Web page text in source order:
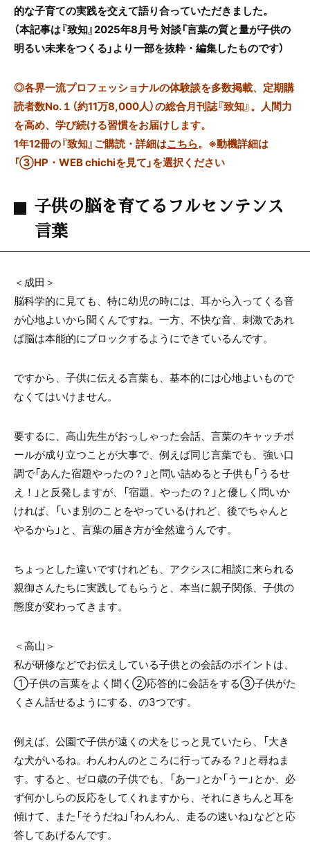
的な子育ての実践を交えて語り合っていただきました。
（本記事は『致知』2025年8月号 対談「言葉の質と量が子供の
明るい未来をつくる」より一部を抜粋・編集したものです）
◎各界一流プロフェッショナルの体験談を多数掲載、定期購
読者数No.１（約11万8,000人）の総合月刊誌『致知』。人間力
を高め、学び続ける習慣をお届けします。
1年12冊の『致知』ご購読・詳細はこちら。 ※動機詳細は
「③HP・WEB chichiを見て」を選択ください
子供の脳を育てるフルセンテンス
言葉
＜成田＞
脳科学的に見ても、特に幼児の時には、耳から入ってくる音
が心地よいから聞くんですね。一方、不快な音、刺激であれ
ば脳は本能的にブロックするようにできているんです。
ですから、子供に伝える言葉も、基本的には心地よいもので
なくてはいけません。
要するに、高山先生がおっしゃった会話、言葉のキャッチボ
ールが成り立つことが大事で、例えば同じ言葉でも、強い口
調で「あんた宿題やったの？」と問い詰めると子供も「うるせ
え！」と反発しますが、「宿題、やったの？」と優しく問いか
ければ、「いま別のことをやっているけれど、後でちゃんと
やるから」と、言葉の届き方が全然違うんです。
ちょっとした違いですけれども、アクシスに相談に来られる
親御さんたちに実践してもらうと、本当に親子関係、子供の
態度が変わってきます。
＜高山＞
私が研修などでお伝えしている子供との会話のポイントは、
①子供の言葉をよく聞く②応答的に会話をする③子供がた
くさん話せるようにする、の3つです。
例えば、公園で子供が遠くの犬をじっと見ていたら、「大き
な犬がいるね。わんわんのところに行ってみる？」と尋ねま
す。すると、ゼロ歳の子供でも、「あー」とか「うー」とか、必
ず何かしらの反応をしてくれますから、それにきちんと耳を
傾けて、また「そうだね」「わんわん、走るの速いね」などと応
答してあげるんです。